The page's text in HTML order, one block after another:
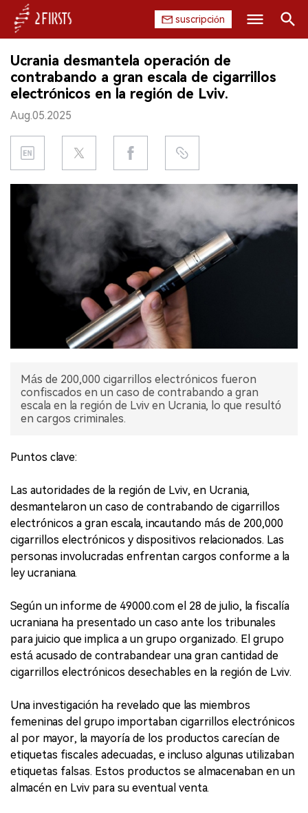
suscripción
INICIO
EMPRESA
PRODUCTO
REGULACIÓN
CHINA
DATOS
EXPOSICIÓN
ENTREVISTA
Ucrania desmantela operación de
contrabando a gran escala de cigarrillos
electrónicos en la región de Lviv.
Aug.05.2025
Más de 200,000 cigarrillos electrónicos fueron
confiscados en un caso de contrabando a gran
escala en la región de Lviv en Ucrania, lo que resultó
en cargos criminales.
Puntos clave:
Las autoridades de la región de Lviv, en Ucrania,
desmantelaron un caso de contrabando de cigarrillos
electrónicos a gran escala, incautando más de 200,000
cigarrillos electrónicos y dispositivos relacionados. Las
personas involucradas enfrentan cargos conforme a la
ley ucraniana.
Según un informe de 49000.com el 28 de julio, la fiscalía
ucraniana ha presentado un caso ante los tribunales
para juicio que implica a un grupo organizado. El grupo
está acusado de contrabandear una gran cantidad de
cigarrillos electrónicos desechables en la región de Lviv.
Una investigación ha revelado que las miembros
femeninas del grupo importaban cigarrillos electrónicos
al por mayor, la mayoría de los productos carecían de
etiquetas fiscales adecuadas, e incluso algunas utilizaban
etiquetas falsas. Estos productos se almacenaban en un
almacén en Lviv para su eventual venta.